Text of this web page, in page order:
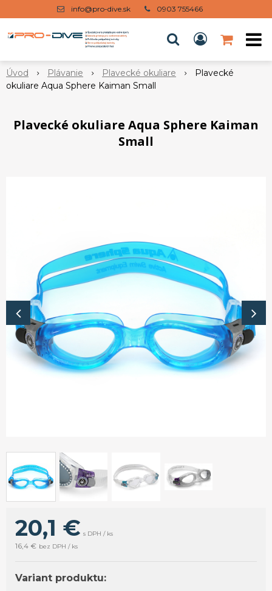
info@pro-dive.sk 0903 755466
Úvod Plávanie Plavecké okuliare
Plavecké
okuliare Aqua Sphere Kaiman Small
Plavecké okuliare Aqua Sphere Kaiman
Small
20,1 € s DPH / ks
16,4 € bez DPH / ks
Variant produktu: